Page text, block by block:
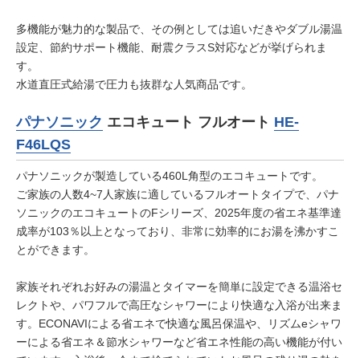
多機能が魅力的な製品で、その例としては追いだきやダブル湯温
設定、節約サポート機能、耐震クラスS対応などが挙げられま
す。
水道直圧式給湯で圧力も抜群な人気商品です。
パナソニック エコキュート フルオート HE-
F46LQS
パナソニックが製造している460L角型のエコキュートです。
ご家族の人数4~7人家族に適しているフルオートタイプで、パナ
ソニックのエコキュートのFシリーズ、2025年度の省エネ基準達
成率が103％以上となっており、非常に効率的にお湯を沸かすこ
とができます。
家族それぞれお好みの湯温とタイマーを簡単に設定できる温浴セ
レクトや、パワフルで高圧なシャワーにより快適な入浴が出来ま
す。ECONAVIによる省エネで快適な風呂保温や、リズムeシャワ
ーによる省エネ＆節水シャワーなど省エネ性能の高い機能が付い